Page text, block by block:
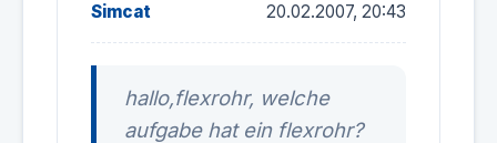
Simcat 20.02.2007, 20:43
hallo,flexrohr, welche
aufgabe hat ein flexrohr?